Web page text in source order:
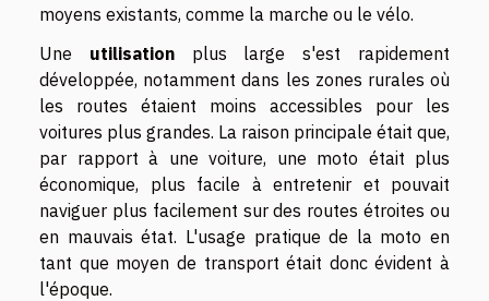
moyens existants, comme la marche ou le vélo.
Une utilisationplus large s'est rapidement
développée, notamment dans les zones rurales où
les routes étaient moins accessibles pour les
voitures plus grandes. La raison principale était que,
par rapport à une voiture, une moto était plus
économique, plus facile à entretenir et pouvait
naviguer plus facilement sur des routes étroites ou
en mauvais état. L'usage pratique de la moto en
tant que moyen de transport était donc évident à
l'époque.